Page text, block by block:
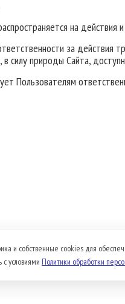
на действия
за действия
в силу природы Сайта,
Пользователям
и собственные cookies для
с условиями Политики обработки